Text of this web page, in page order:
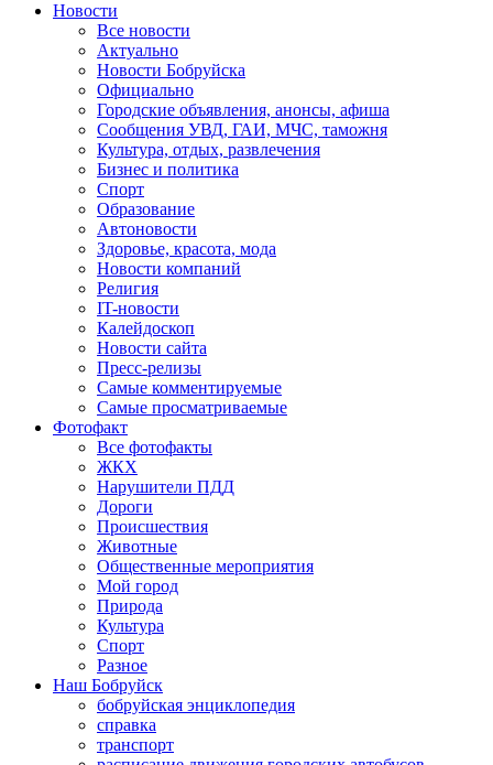
Новости
Все новости
Актуально
Новости Бобруйска
Официально
Городские объявления, анонсы, афиша
Сообщения УВД, ГАИ, МЧС, таможня
Культура, отдых, развлечения
Бизнес и политика
Спорт
Образование
Автоновости
Здоровье, красота, мода
Новости компаний
Религия
IT-новости
Калейдоскоп
Новости сайта
Пресс-релизы
Самые комментируемые
Самые просматриваемые
Фотофакт
Все фотофакты
ЖКХ
Нарушители ПДД
Дороги
Происшествия
Животные
Общественные мероприятия
Мой город
Природа
Культура
Спорт
Разное
Наш Бобруйск
бобруйская энциклопедия
справка
транспорт